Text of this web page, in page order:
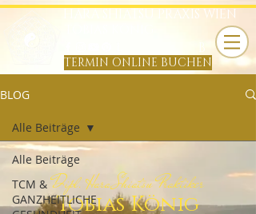
HARA SHIATSU PRAXIS WIEN
TERMIN ONLINE BUCHEN
B
BLOG
Alle Beiträge
TCM &
GANZHEITLICHE
Alle Beiträge
Dipl. Hara Shiatsu Praktiker
Tobias König